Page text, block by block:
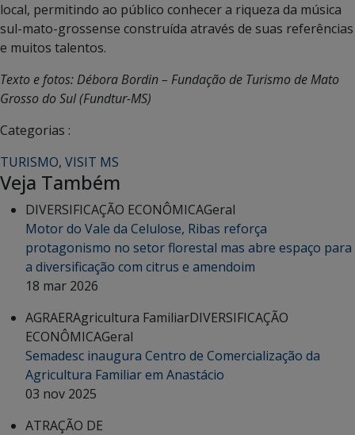
local, permitindo ao público conhecer a riqueza da música
sul-mato-grossense construída através de suas referências
e muitos talentos.
Texto e fotos: Débora Bordin – Fundação de Turismo de Mato
Grosso do Sul (Fundtur-MS)
Categorias :
TURISMO, VISIT MS
Veja Também
DIVERSIFICAÇÃO ECONÔMICAGeral
Motor do Vale da Celulose, Ribas reforça
protagonismo no setor florestal mas abre espaço para
a diversificação com citrus e amendoim
18 mar 2026
AGRAERAgricultura FamiliarDIVERSIFICAÇÃO
ECONÔMICAGeral
Semadesc inaugura Centro de Comercialização da
Agricultura Familiar em Anastácio
03 nov 2025
ATRAÇÃO DE